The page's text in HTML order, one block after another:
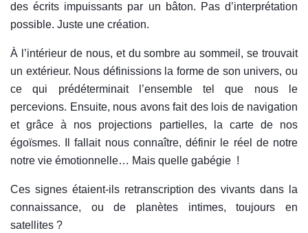
des écrits impuissants par un bâton. Pas d’interprétation
possible. Juste une création.
À l’intérieur de nous, et du sombre au sommeil, se trouvait
un extérieur. Nous définissions la forme de son univers, ou
ce qui prédéterminait l’ensemble tel que nous le
percevions. Ensuite, nous avons fait des lois de navigation
et grâce à nos projections partielles, la carte de nos
égoïsmes. Il fallait nous connaître, définir le réel de notre
notre vie émotionnelle… Mais quelle gabégie !
Ces signes étaient-ils retranscription des vivants dans la
connaissance, ou de planètes intimes, toujours en
satellites ?